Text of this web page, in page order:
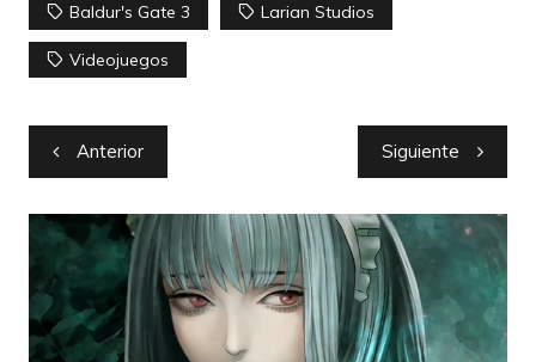
Baldur's Gate 3 Larian Studios
Videojuegos
Navegación
de
entradas
Anterior Siguiente